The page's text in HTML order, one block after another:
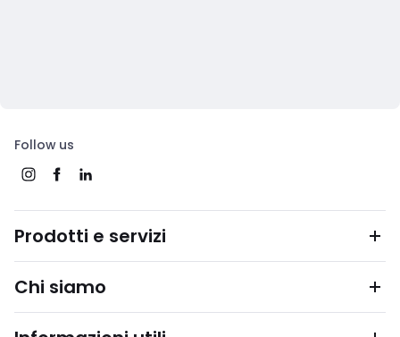
Follow us
Prodotti e servizi
Chi siamo